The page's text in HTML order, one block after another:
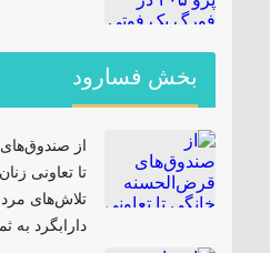
بخش فسارود
از
تا تعاونی
تلاش‌های
دارابگرد به